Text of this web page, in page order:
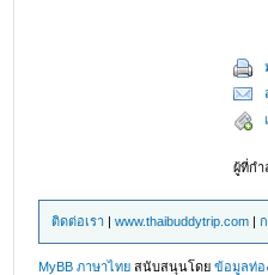
ผู้ที่กำ
ติดต่อเรา |www.thaibuddytrip.com |
MyBB ภาษาไทย สนับสนุนโดยข้อมูลท่อ